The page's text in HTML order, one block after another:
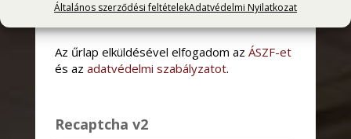
Általános szerződési feltételekAdatvédelmi Nyilatkozat
Az űrlap elküldésével elfogadom az ÁSZF-et
és az adatvédelmi szabályzatot.
Recaptcha v2